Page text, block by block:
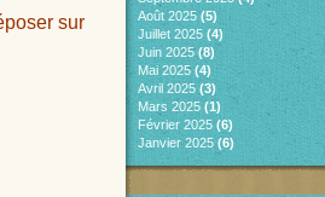
sur
Août 2025 (5)
Juillet 2025 (4)
Juin 2025(8)
Mai 2025 (4)
Avril 2025 (3)
Mars 2025 (1)
Février 2025 (6)
Janvier 2025 (6)